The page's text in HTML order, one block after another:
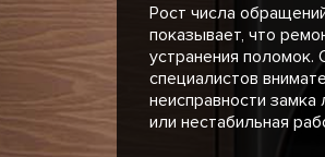
Рост числа
показывает, что
устранения поломок.
специалистов
неисправности
или нестабильная